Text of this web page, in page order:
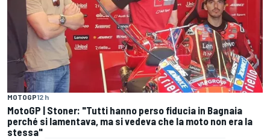
MOTOGP12 h
MotoGP | Stoner: "Tutti hanno perso fiducia in Bagnaia
perché si lamentava, ma si vedeva che la moto non era la
stessa"